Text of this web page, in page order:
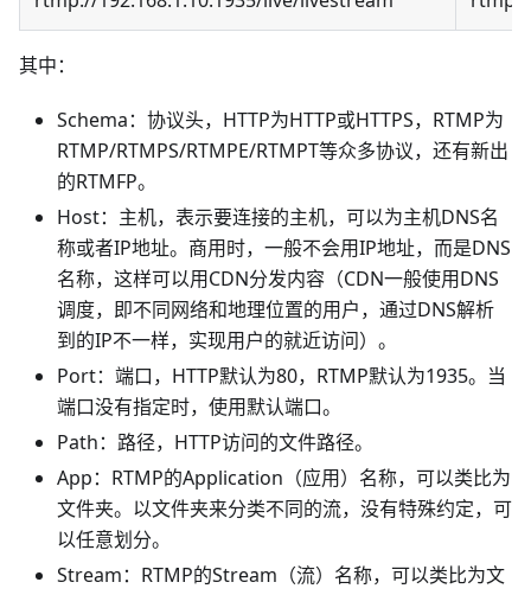
其中：
Schema：协议头，HTTP为HTTP或HTTPS，RTMP为
RTMP/RTMPS/RTMPE/RTMPT等众多协议，还有新出
的RTMFP。
Host：主机，表示要连接的主机，可以为主机DNS名
称或者IP地址。商用时，一般不会用IP地址，而是DNS
名称，这样可以用CDN分发内容（CDN一般使用DNS
调度，即不同网络和地理位置的用户，通过DNS解析
到的IP不一样，实现用户的就近访问）。
Port：端口，HTTP默认为80，RTMP默认为1935。当
端口没有指定时，使用默认端口。
Path：路径，HTTP访问的文件路径。
App：RTMP的Application（应用）名称，可以类比为
文件夹。以文件夹来分类不同的流，没有特殊约定，可
以任意划分。
Stream：RTMP的Stream（流）名称，可以类比为文